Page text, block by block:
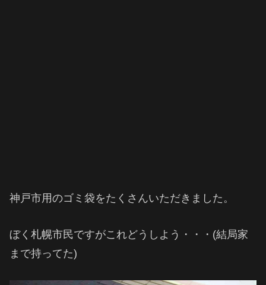
神戸市用のゴミ袋をたくさんいただきました。
ぼく札幌市民ですがこれどうしよう・・・(結局家
まで持ってた)